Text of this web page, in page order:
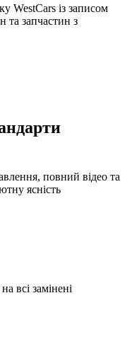
WestCars із записом
та запчастин з
повний відео та
ясність
всі замінені